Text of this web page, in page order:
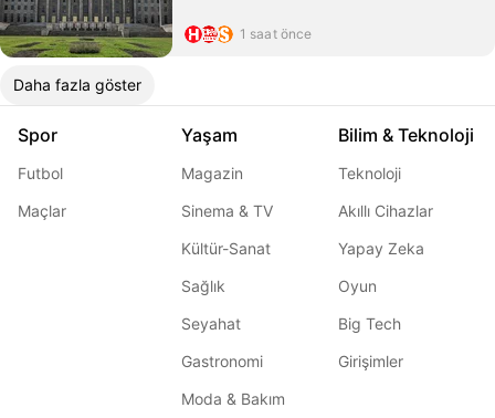
1 saat önce
Daha fazla göster
Spor
Futbol
Maçlar
Yaşam
Magazin
Sinema & TV
Kültür-Sanat
Sağlık
Seyahat
Gastronomi
Moda & Bakım
Bilim & Teknoloji
Teknoloji
Akıllı Cihazlar
Yapay Zeka
Oyun
Big Tech
Girişimler